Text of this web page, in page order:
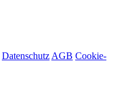
Datenschutz AGB Cookie-